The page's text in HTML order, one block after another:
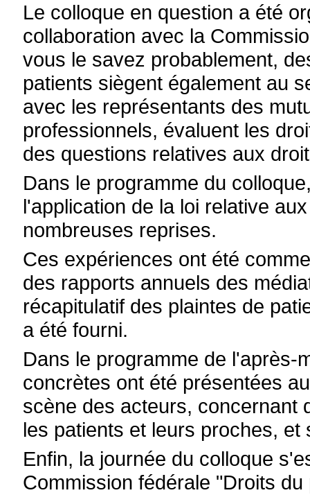
Le colloque en question a été
collaboration avec la
vous le savez probablement,
patients siègent également au
avec les représentants des
professionnels, évaluent les
des questions relatives aux
Dans le programme du
l'application de la loi relative
nombreuses reprises.
Ces expériences ont été
des rapports annuels des
récapitulatif des plaintes de
a été fourni.
Dans le programme de l'après-
concrètes ont été présentées
scène des acteurs, concernant
les patients et leurs proches,
Enfin, la journée du colloque
Commission fédérale "Droits